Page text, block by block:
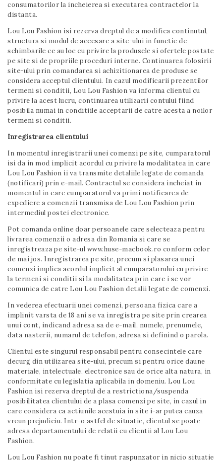
consumatorilor la incheierea si executarea contractelor la
distanta.
Lou Lou Fashion isi rezerva dreptul de a modifica continutul,
structura si modul de accesare a site-ului in functie de
schimbarile ce au loc cu privire la produsele si ofertele postate
pe site si de propriile proceduri interne. Continuarea folosirii
site-ului prin comandarea si achizitionarea de produse se
considera acceptul clientului. In cazul modificarii prezentilor
termeni si conditii, Lou Lou Fashion va informa clientul cu
privire la acest lucru, continuarea utilizarii contului fiind
posibila numai in conditiile acceptarii de catre acesta a noilor
termeni si conditii.
Inregistrarea clientului
In momentul inregistrarii unei comenzi pe site, cumparatorul
isi da in mod implicit acordul cu privire la modalitatea in care
Lou Lou Fashion ii va transmite detaliile legate de comanda
(notificari) prin e-mail. Contractul se considera incheiat in
momentul in care cumparatorul va primi notificarea de
expediere a comenzii transmisa de Lou Lou Fashion prin
intermediul postei electronice.
Pot comanda online doar persoanele care selecteaza pentru
livrarea comenzii o adresa din Romania si care se
inregistreaza pe site-ul www.huse-macbook.ro conform celor
de mai jos. Inregistrarea pe site, precum si plasarea unei
comenzi implica acordul implicit al cumparatorului cu privire
la termeni si conditii si la modalitatea prin care i se vor
comunica de catre Lou Lou Fashion detalii legate de comenzi.
In vederea efectuarii unei comenzi, persoana fizica care a
implinit varsta de 18 ani se va inregistra pe site prin crearea
unui cont, indicand adresa sa de e-mail, numele, prenumele,
data nasterii, numarul de telefon, adresa si definind o parola.
Clientul este singurul responsabil pentru consecintele care
decurg din utilizarea site-ului, precum si pentru orice daune
materiale, intelectuale, electronice sau de orice alta natura, in
conformitate cu legislatia aplicabila in domeniu. Lou Lou
Fashion isi rezerva dreptul de a restrictiona/suspenda
posibilitatea clientului de a plasa comenzi pe site, in cazul in
care considera ca actiunile acestuia in site i-ar putea cauza
vreun prejudiciu. Intr-o astfel de situatie, clientul se poate
adresa departamentului de relatii cu clientii al Lou Lou
Fashion.
Lou Lou Fashion nu poate fi tinut raspunzator in nicio situatie